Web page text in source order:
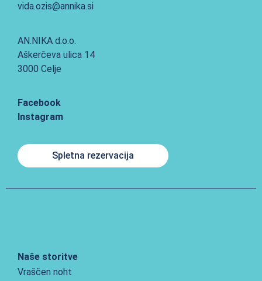
vida.ozis@annika.si
AN.NIKA d.o.o.
Aškerčeva ulica 14
3000 Celje
Facebook
Instagram
Spletna rezervacija
Naše storitve
Vraščen noht